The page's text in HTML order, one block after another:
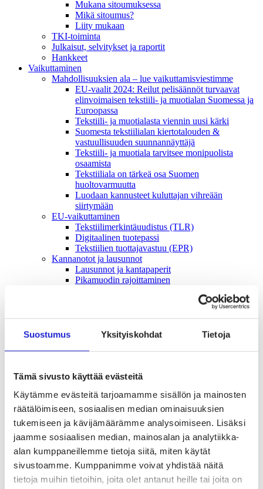
Suostumus Yksityiskohdat Tietoja
Tämä sivusto käyttää evästeitä
Käytämme evästeitä tarjoamamme sisällön ja mainosten
räätälöimiseen, sosiaalisen median ominaisuuksien
tukemiseen ja kävijämäärämme analysoimiseen. Lisäksi
jaamme sosiaalisen median, mainosalan ja analytiikka-
alan kumppaneillemme tietoja siitä, miten käytät
sivustoamme. Kumppanimme voivat yhdistää näitä
tietoja muihin tietoihin, joita olet antanut heille tai joita on
Mukana sitoumuksessa
Mikä sitoumus?
Liity mukaan
TKI-toiminta
Julkaisut, selvitykset ja raportit
Hankkeet
Vaikuttaminen
Mahdollisuuksien ala – lue vaikuttamis­viestimme
EU-vaalit 2024: Reilut pelisäännöt turvaavat
elinvoimaisen tekstiili- ja muotialan Suomessa ja
Euroopassa
Tekstiili- ja muotialasta viennin uusi kärki
Suomesta tekstiilialan kiertotalouden &
vastuullisuuden suunnannäyttäjä
Tekstiili- ja muotiala tarvitsee monipuolista
osaamista
Tekstiiliala on tärkeä osa Suomen
huoltovarmuutta
Luodaan kannusteet kuluttajan vihreään
siirtymään
EU-vaikuttaminen
Tekstiilimerkintäuudistus (TLR)
Digitaalinen tuotepassi
Tekstiilien tuottajavastuu (EPR)
Kannanotot ja lausunnot
Lausunnot ja kantapaperit
Pikamuodin rajoittaminen
Yritysvastuu, kiertotalous ja toimivat markkinat -
vaikuttajaryhmä
Kansainvälinen liiketoiminta ja rahoitus -
Julkiset hankinnat ja huoltovarmuus -
Kestävä tuotepolitiikka​ -vaikuttajaryhmä
Tule jäseneksi
Suomen Tekstiili & Muodin jäsenyysmuodot
Liity varsinaiseksi jäseneksi
Liity startup-jäseneksi
Liity kumppani­jäseneksi
Suomen Tekstiili & Muoti
Liiton hallitus
Liiton henkilöstö & yhteystiedot
Liiton strategia